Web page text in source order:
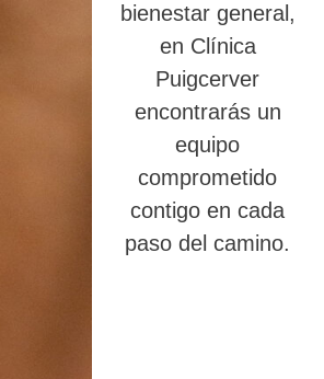
bienestar general,
en Clínica
Puigcerver
encontrarás un
equipo
comprometido
contigo en cada
paso del camino.